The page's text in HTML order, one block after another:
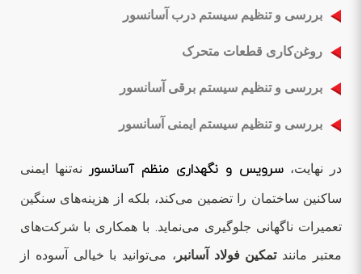
بررسی و تنظیم سیستم درب آسانسور
روغن‌کاری قطعات متحرک
بررسی و تنظیم سیستم برقی آسانسور
بررسی و تنظیم سیستم ایمنی آسانسور
در نهایت، سرویس و نگهداری منظم آسانسور
نه‌تنها ایمنی
ساکنین ساختمان را تضمین می‌کند، بلکه از هزینه‌های سنگین
تعمیرات ناگهانی جلوگیری می‌نماید. با همکاری با شرکت‌های
معتبر مانندتمکین فولاد آسانبر ، می‌توانید با خیالی آسوده از